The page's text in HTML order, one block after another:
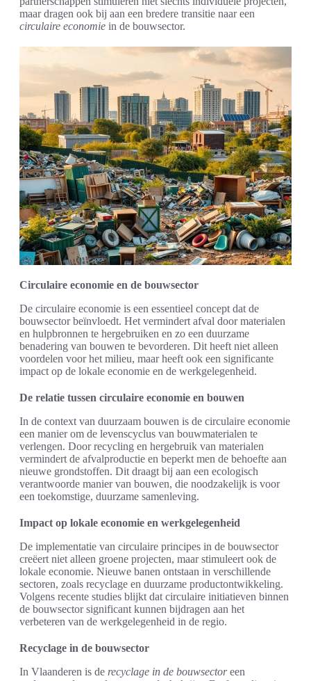
maar dragen ook bij aan een bredere transitie naar een
circulaire economie in de bouwsector.
Circulaire economie en de bouwsector
De circulaire economie is een essentieel concept dat de
bouwsector beïnvloedt. Het vermindert afval door materialen
en hulpbronnen te hergebruiken en zo een duurzame
benadering van bouwen te bevorderen. Dit heeft niet alleen
voordelen voor het milieu, maar heeft ook een significante
impact op de lokale economie en de werkgelegenheid.
De relatie tussen circulaire economie en bouwen
In de context van duurzaam bouwen is de circulaire economie
een manier om de levenscyclus van bouwmaterialen te
verlengen. Door recycling en hergebruik van materialen
vermindert de afvalproductie en beperkt men de behoefte aan
nieuwe grondstoffen. Dit draagt bij aan een ecologisch
verantwoorde manier van bouwen, die noodzakelijk is voor
een toekomstige, duurzame samenleving.
Impact op lokale economie en werkgelegenheid
De implementatie van circulaire principes in de bouwsector
creëert niet alleen groene projecten, maar stimuleert ook de
lokale economie. Nieuwe banen ontstaan in verschillende
sectoren, zoals recyclage en duurzame productontwikkeling.
Volgens recente studies blijkt dat circulaire initiatieven binnen
de bouwsector significant kunnen bijdragen aan het
verbeteren van de werkgelegenheid in de regio.
Recyclage in de bouwsector
In Vlaanderen is de recyclage in de bouwsectoreen